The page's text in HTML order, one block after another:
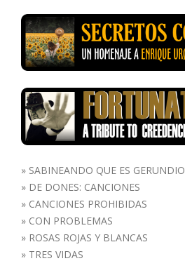
» SABINEANDO QUE ES GERUNDIO
» DE DONES: CANCIONES
» CANCIONES PROHIBIDAS
» CON PROBLEMAS
» ROSAS ROJAS Y BLANCAS
» TRES VIDAS